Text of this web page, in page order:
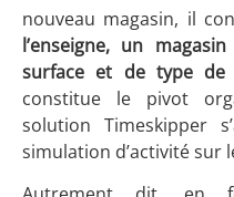
nouveau magasin, il
l’enseigne, un
surface et de type de
constitue le pivot
solution Timeskipper
simulation d’activité sur